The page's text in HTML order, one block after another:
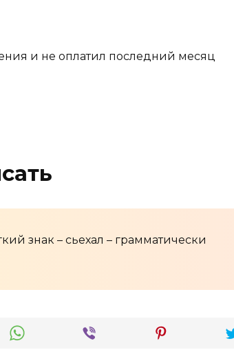
и не оплатил последний месяц
знак – сьехал – грамматически